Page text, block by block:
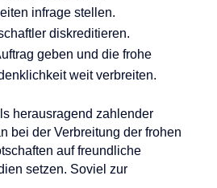
infrage stellen.
diskreditieren.
geben und die frohe
weit verbreiten.
herausragend zahlender
bei der Verbreitung der frohen
auf freundliche
setzen. Soviel zur